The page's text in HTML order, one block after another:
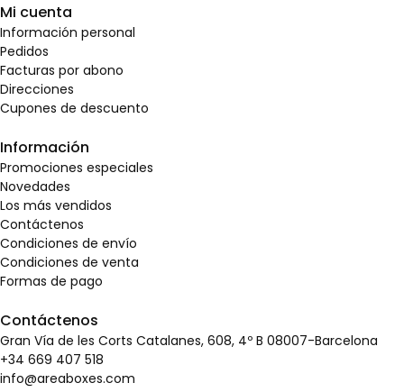
Mi cuenta
Información personal
Pedidos
Facturas por abono
Direcciones
Cupones de descuento
Información
Promociones especiales
Novedades
Los más vendidos
Contáctenos
Condiciones de envío
Condiciones de venta
Formas de pago
Contáctenos
Gran Vía de les Corts Catalanes, 608, 4º B 08007-Barcelona
+34 669 407 518
info@areaboxes.com